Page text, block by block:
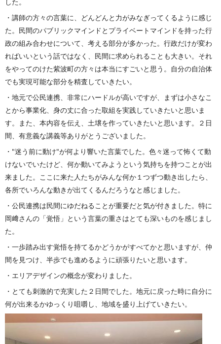
した。
・講師の方々の言葉に、どんどんと力がみなぎってくるように感じ
た。民間のパブリックマインドとプライベートマインドを持った行
政の組み合わせについて、考える部分が多かった。行政だけが変わ
ればいいという話ではなく、民間に求められることも大きい。それ
をやってのけた紫波町の方々は本当にすごいと思う。自分の自治体
でも実現可能な部分を精査していきたい。
・地元で公民連携、非常にハードルが高いですが、まずは小さなこ
とから事業化、身の丈に合った取組を実践していきたいと思いま
す。また、本内容を伝え、土壌を作っていきたいと思います。２日
間、有意義な講義等ありがとうございました。
・"迷う前に動け"が何より響いた言葉でした。色々迷って怖くて動
けないでいたけど、何か動いてみようという気持ちを持つことが出
来ました。ここに来た人たちがみんな何か１つずつ動き出したら、
各所でいろんな動きが出てくるんだろうなと感じました。
・公民連携は民間にゆだねることが重要だと気が付きました。特に
岡﨑さんの「覚悟」という言葉の重さはとても深いものを感じまし
た。
・一歩踏み出す覚悟を持てるかどうかがすべてかと思いますが、仲
間を見つけ、半歩でも進めるように頑張りたいと思います。
・エリアデザインの概念が変わりました。
・とても刺激的で充実した２日間でした。地元に戻った時に自分に
何が出来るかゆっくり咀嚼し、地域を盛り上げていきたい。